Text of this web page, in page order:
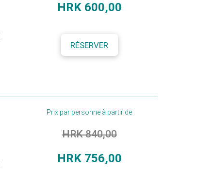
HRK 600,00
RÉSERVER
Prix par personne à partir de
HRK 840,00
HRK 756,00